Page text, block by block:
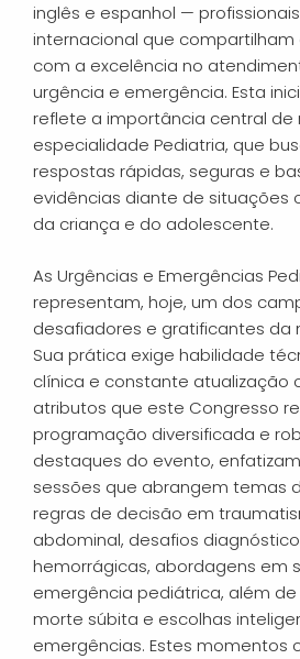
inglês e espanhol —
internacional que
com a excelência no
urgência e emergência. Esta
reflete a importância central de
especialidade Pediatria, que
respostas rápidas, seguras e
evidências diante de situações
da criança e do adolescente.
As Urgências e Emergências
representam, hoje, um dos
desafiadores e gratificantes da
Sua prática exige habilidade
clínica e constante atualização
atributos que este Congresso
programação diversificada e
destaques do evento,
sessões que abrangem temas
regras de decisão em
abdominal, desafios
hemorrágicas, abordagens em
emergência pediátrica, além de
morte súbita e escolhas
emergências. Estes momentos